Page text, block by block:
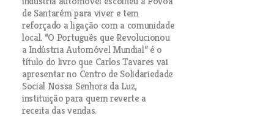
de Santarém para viver e tem
reforçado a ligação com a comunidade
local. “O Português que Revolucionou
a Indústria Automóvel Mundial” é o
título do livro que Carlos Tavares vai
apresentar no Centro de Solidariedade
Social Nossa Senhora da Luz,
instituição para quem reverte a
receita das vendas.